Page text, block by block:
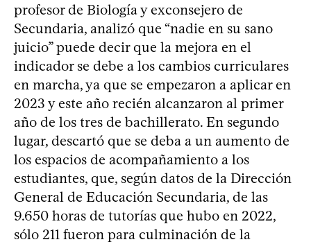
profesor de Biología y exconsejero de
Secundaria, analizó que “nadie en su sano
juicio” puede decir que la mejora en el
indicador se debe a los cambios curriculares
en marcha, ya que se empezaron a aplicar en
2023 y este año recién alcanzaron al primer
año de los tres de bachillerato. En segundo
lugar, descartó que se deba a un aumento de
los espacios de acompañamiento a los
estudiantes, que, según datos de la Dirección
General de Educación Secundaria, de las
9.650 horas de tutorías que hubo en 2022,
sólo 211 fueron para culminación de la